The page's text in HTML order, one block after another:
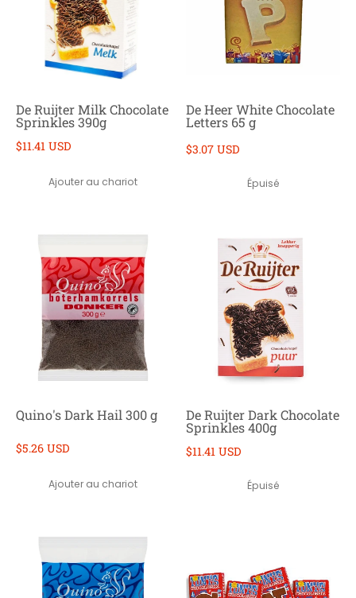
De Ruijter Milk Chocolate
Sprinkles 390g
$11.41 USD
Ajouter au chariot
De Heer White Chocolate
Letters 65 g
$3.07 USD
Épuisé
Quino's Dark Hail 300 g
$5.26 USD
Ajouter au chariot
De Ruijter Dark Chocolate
Sprinkles 400g
$11.41 USD
Épuisé